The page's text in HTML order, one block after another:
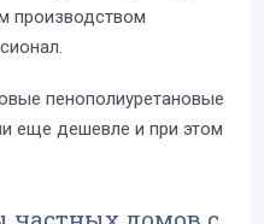
производством
пенополиуретановые
еще дешевле и при этом